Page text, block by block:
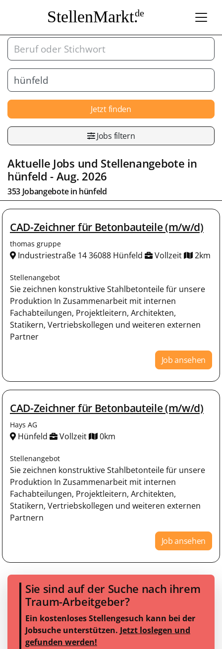
StellenMarkt.de
Jetzt finden
Jobs filtern
Aktuelle Jobs und Stellenangebote in
hünfeld - Aug. 2026
353 Jobangebote in hünfeld
CAD-Zeichner für Betonbauteile (m/w/d)
thomas gruppe
Industriestraße 14 36088 Hünfeld Vollzeit 2km
Stellenangebot
Sie zeichnen konstruktive Stahlbetonteile für unsere
Produktion In Zusammenarbeit mit internen
Fachabteilungen, Projektleitern, Architekten,
Statikern, Vertriebskollegen und weiteren externen
Partner
Job ansehen
CAD-Zeichner für Betonbauteile (m/w/d)
Hays AG
Hünfeld Vollzeit 0km
Stellenangebot
Sie zeichnen konstruktive Stahlbetonteile für unsere
Produktion In Zusammenarbeit mit internen
Fachabteilungen, Projektleitern, Architekten,
Statikern, Vertriebskollegen und weiteren externen
Partnern
Job ansehen
Sie sind auf der Suche nach ihrem
Traum-Arbeitgeber?
Ein kostenloses Stellengesuch kann bei der
Jobsuche unterstützen. Jetzt loslegen und
gefunden werden!